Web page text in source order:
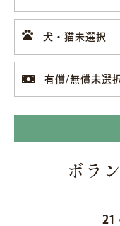
犬・猫未選択
有償/無償未選
ボラ
21